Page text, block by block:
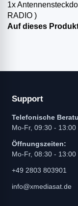
1x
RADIO )
Auf dieses
Support
Telefonische
Mo-Fr, 09:30 - 13:00
Öffnungszeiten:
Mo-Fr, 08:30 - 13:00
+49 2803 803901
info@xmediasat.de